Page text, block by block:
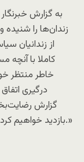
به گزارش
زندان‌ها را شنیده
از زندانیان
کاملا با
خاطر منتظر
گزارش
بازدید خواهیم کرد و پای صحبت زندانیان آن بند خواهیم نشست.»